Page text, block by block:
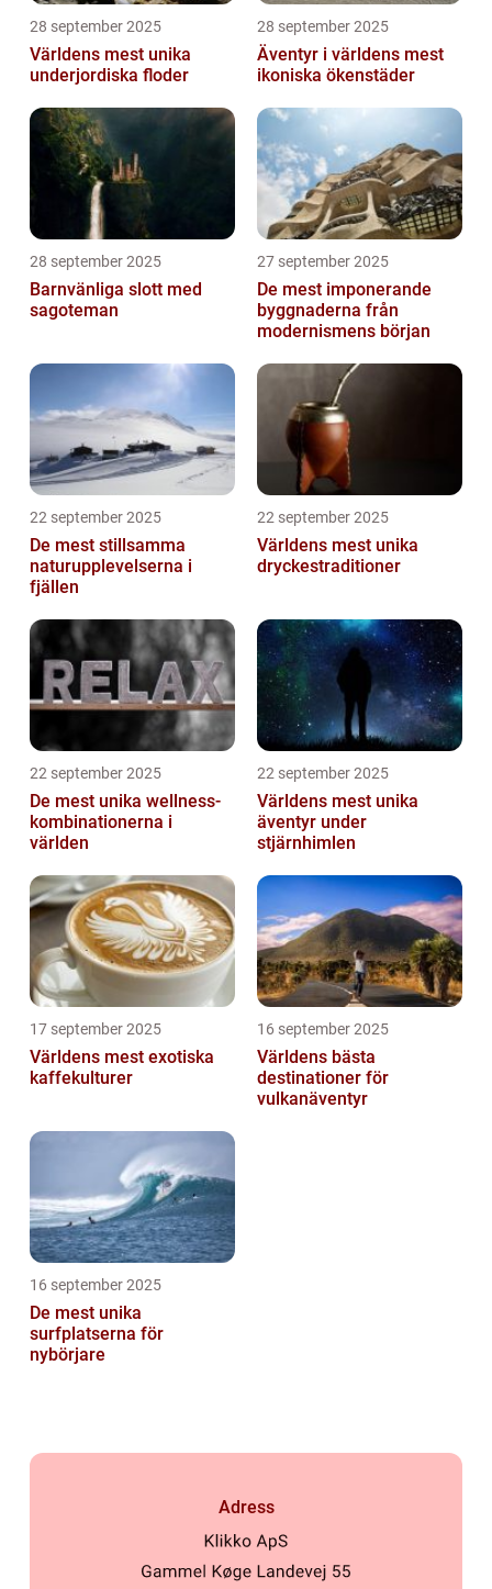
28 september 2025
Världens mest unika
underjordiska floder
28 september 2025
Äventyr i världens mest
ikoniska ökenstäder
28 september 2025
Barnvänliga slott med
sagoteman
27 september 2025
De mest imponerande
byggnaderna från
modernismens början
22 september 2025
De mest stillsamma
naturupplevelserna i
fjällen
22 september 2025
Världens mest unika
dryckestraditioner
22 september 2025
De mest unika wellness-
kombinationerna i
världen
22 september 2025
Världens mest unika
äventyr under
stjärnhimlen
17 september 2025
Världens mest exotiska
kaffekulturer
16 september 2025
Världens bästa
destinationer för
vulkanäventyr
16 september 2025
De mest unika
surfplatserna för
nybörjare
Adress